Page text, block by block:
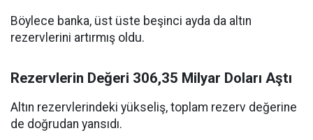
Böylece banka, üst üste beşinci ayda da altın
rezervlerini artırmış oldu.
Rezervlerin Değeri 306,35 Milyar Doları Aştı
Altın rezervlerindeki yükseliş, toplam rezerv değerine
de doğrudan yansıdı.